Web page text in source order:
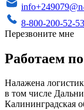
8-800-200-52-53
Перезвоните мне
Работаем
Налажена
в том числе
Калининградская